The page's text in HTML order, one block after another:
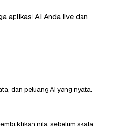
aplikasi AI Anda live dan
dan peluang AI yang nyata.
nilai sebelum skala.